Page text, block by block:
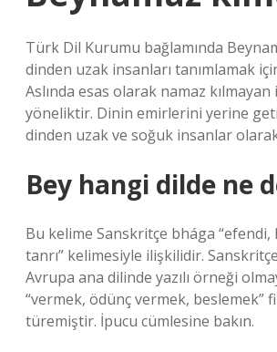
Türk Dil Kurumu bağlamında
dinden uzak insanları tanımlamak
Aslında esas olarak namaz
yöneliktir. Dinin emirlerini yerine
dinden uzak ve soğuk insanlar
Bey hangi dilde ne
Bu kelime Sanskritçe bhága
tanrı” kelimesiyle ilişkilidir.
Avrupa ana dilinde yazılı örneği
“vermek, ödünç vermek, beslemek”
türemiştir. İpucu cümlesine bakın.